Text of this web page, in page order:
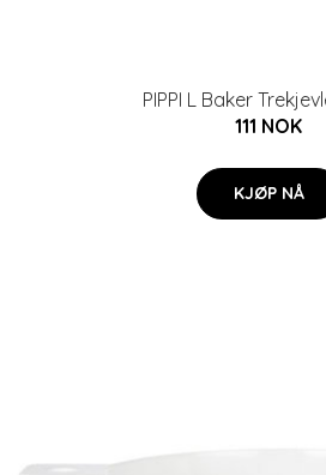
PIPPI L Baker
111 NOK
KJØP NÅ